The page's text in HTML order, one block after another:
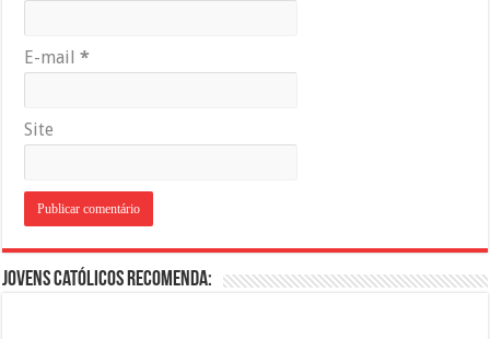
E-mail*
Site
Jovens Católicos Recomenda: